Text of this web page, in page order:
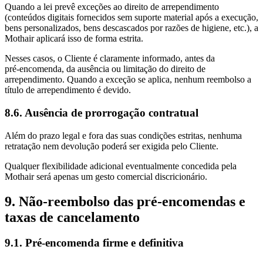
Quando a lei prevê exceções ao direito de arrependimento
(conteúdos digitais fornecidos sem suporte material após a execução,
bens personalizados, bens descascados por razões de higiene, etc.), a
Mothair aplicará isso de forma estrita.
Nesses casos, o Cliente é claramente informado, antes da
pré‑encomenda, da ausência ou limitação do direito de
arrependimento. Quando a exceção se aplica, nenhum reembolso a
título de arrependimento é devido.
8.6. Ausência de prorrogação contratual
Além do prazo legal e fora das suas condições estritas, nenhuma
retratação nem devolução poderá ser exigida pelo Cliente.
Qualquer flexibilidade adicional eventualmente concedida pela
Mothair será apenas um gesto comercial discricionário.
9. Não‑reembolso das pré‑encomendas e
taxas de cancelamento
9.1. Pré‑encomenda firme e definitiva